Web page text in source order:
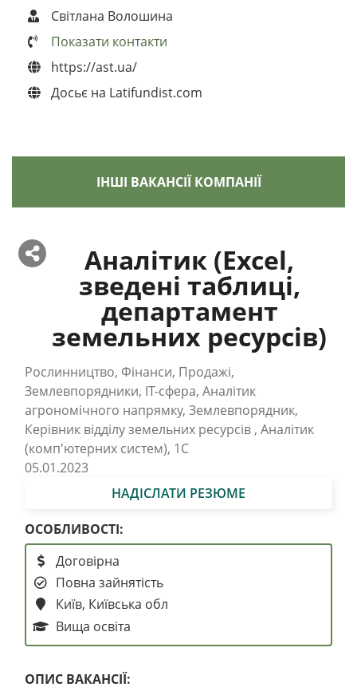
Світлана Волошина
Показати контакти
https://ast.ua/
Досьє на Latifundist.com
ІНШІ ВАКАНСІЇ КОМПАНІЇ
Аналітик (Excel,
зведені таблиці,
департамент
земельних ресурсів)
Рослинництво, Фінанси, Продажі,
Землевпорядники, IT-сфера, Аналітик
агрономічного напрямку, Землевпорядник,
Керівник відділу земельних ресурсів , Аналітик
(комп'ютерних систем), 1С
05.01.2023
НАДІСЛАТИ РЕЗЮМЕ
ОСОБЛИВОСТІ:
Договірна
Повна зайнятість
Київ, Київська обл
Вища освіта
ОПИС ВАКАНСІЇ: